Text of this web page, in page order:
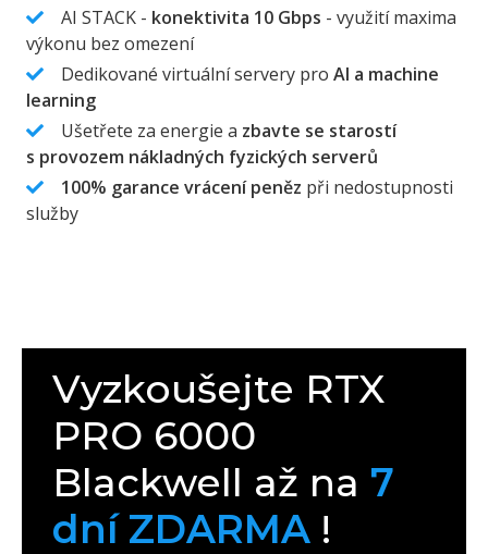
AI STACK - konektivita 10 Gbps - využití maxima
výkonu bez omezení
Dedikované virtuální servery pro AI a machine
learning
Ušetřete za energie a zbavte se starostí
s provozem nákladných fyzických serverů
100% garance vrácení peněz při nedostupnosti
služby
Vyzkoušejte RTX
PRO 6000
Blackwell až na 7
dní ZDARMA !